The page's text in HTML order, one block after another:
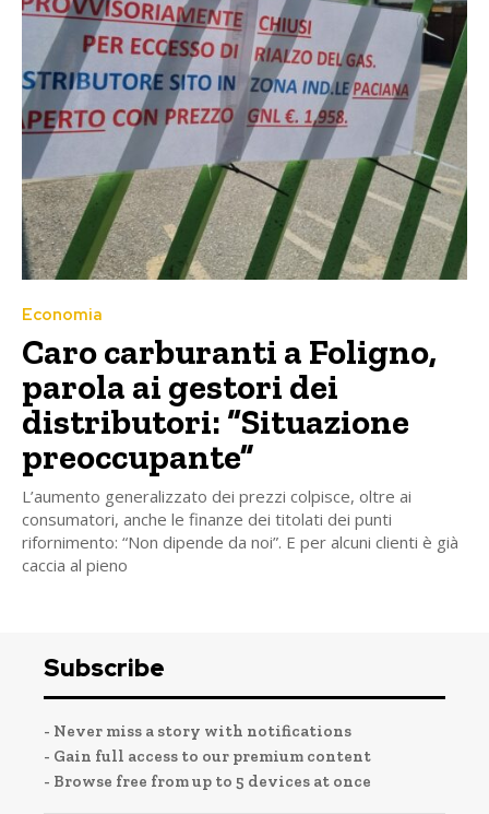
Economia
Caro carburanti a Foligno,
parola ai gestori dei
distributori: “Situazione
preoccupante”
L’aumento generalizzato dei prezzi colpisce, oltre ai
consumatori, anche le finanze dei titolati dei punti
rifornimento: “Non dipende da noi”. E per alcuni clienti è già
caccia al pieno
Subscribe
- Never miss a story with notifications
- Gain full access to our premium content
- Browse free from up to 5 devices at once